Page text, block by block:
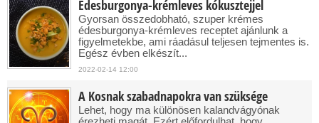
Édesburgonya-krémleves kókusztejjel
Gyorsan összedobható, szuper krémes
édesburgonya-krémleves receptet ajánlunk a
figyelmetekbe, ami ráadásul teljesen tejmentes is.
Egész évben elkészít...
2022-02-14 12:00
A Kosnak szabadnapokra van szüksége
Lehet, hogy ma különösen kalandvágyónak